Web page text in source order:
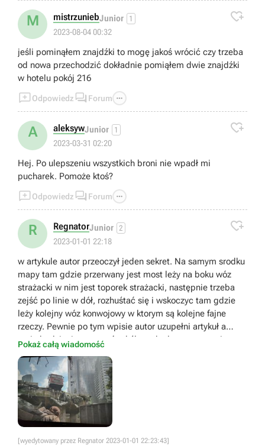
M mistrzuniebJunior 1
2023-08-04 00:32

jeśli pominąłem znajdźki to mogę jakoś wrócić czy trzeba
od nowa przechodzić dokładnie pomiąłem dwie znajdźki
w hotelu pokój 216
Odpowiedz  Forum 
A aleksywJunior 1
2023-03-31 02:20

Hej. Po ulepszeniu wszystkich broni nie wpadł mi
pucharek. Pomoże ktoś?
Odpowiedz  Forum 
R RegnatorJunior 2
2023-01-01 22:18

w artykule autor przeoczył jeden sekret. Na samym srodku
mapy tam gdzie przerwany jest most leży na boku wóz
strażacki w nim jest toporek strażacki, następnie trzeba
zejść po linie w dół, rozhuśtać się i wskoczyc tam gdzie
leży kolejny wóz konwojowy w ktorym są kolejne fajne
rzeczy. Pewnie po tym wpisie autor uzupełni artykuł a
mnie bedziecie wyzywać od ślepych ale w momencie
Pokaż całą wiadomość
[wyedytowany przez Regnator 2023-01-01 22:23:43]